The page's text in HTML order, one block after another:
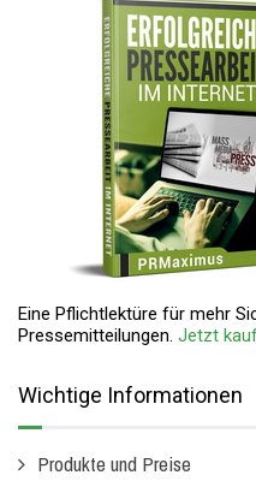
Eine Pflichtlektüre für mehr
Pressemitteilungen. Jetzt
Wichtige Informationen
Produkte und Preise